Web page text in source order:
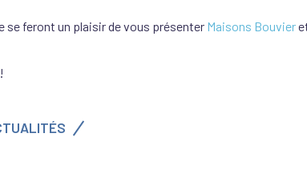
se feront un plaisir de vous présenter Maisons Bouvier
!